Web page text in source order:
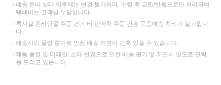
배송 준비 상태 이후에는 변경 불가하며, 수령 후 교환/반품으로만 처리되며
택배비는 고객님 부담입니다.
록시걸 온라인몰 주문 건과 타 판매처 주문 건은 묶음배송 처리가 불가합니
다.
배송사의 물량 증가로 인한 배송 지연이 간혹 있을 수 있습니다.
제품 품절 및 디테일, 소재 변경으로 인한 배송 불가 및 지연시 별도로 연락
을 드리고 있습니다.